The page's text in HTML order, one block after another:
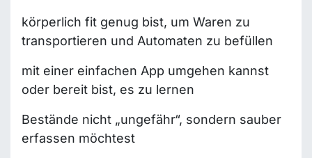
körperlich fit genug bist, um Waren zu
transportieren und Automaten zu befüllen
mit einer einfachen App umgehen kannst
oder bereit bist, es zu lernen
Bestände nicht „ungefähr“, sondern sauber
erfassen möchtest